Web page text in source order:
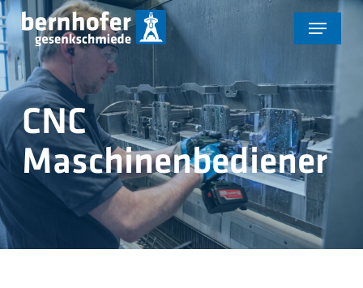
Skip
to
main
content
Menu
CNC
Maschinenbediener